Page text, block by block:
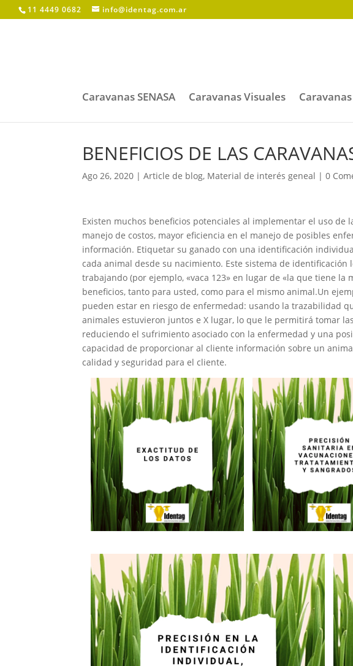
11 4449 0682 info@identag.com.ar
Caravanas SENASA Caravanas Visuales
BENEFICIOS DE LAS
Ago 26, 2020 |Article de blog, Material de interés geneal |0
Existen muchos beneficios potenciales al implementar el uso de
manejo de costos, mayor eficiencia en el manejo de posibles
información. Etiquetar su ganado con una identificación
cada animal desde su nacimiento. Este sistema de
trabajando (por ejemplo, «vaca 123» en lugar de «la que tiene la
beneficios, tanto para usted, como para el mismo animal.Un
pueden estar en riesgo de enfermedad: usando la trazabilidad
animales estuvieron juntos e X lugar, lo que le permitirá tomar
reduciendo el sufrimiento asociado con la enfermedad y una
capacidad de proporcionar al cliente información sobre un
calidad y seguridad para el cliente.